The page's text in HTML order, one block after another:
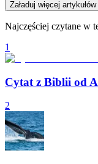
Załaduj więcej artykułów
Najczęściej czytane w
1
Cytat z Biblii od
2